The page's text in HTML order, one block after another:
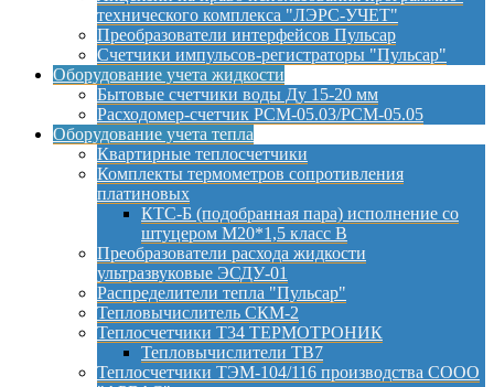
технического комплекса "ЛЭРС-УЧЕТ"
Преобразователи интерфейсов Пульсар
Счетчики импульсов-регистраторы "Пульсар"
Оборудование учета жидкости
Бытовые счетчики воды Ду 15-20 мм
Расходомер-счетчик РСМ-05.03/РСМ-05.05
Оборудование учета тепла
Квартирные теплосчетчики
Комплекты термометров сопротивления
платиновых
КТС-Б (подобранная пара) исполнение со
штуцером М20*1,5 класс B
Преобразователи расхода жидкости
ультразвуковые ЭСДУ-01
Распределители тепла "Пульсар"
Тепловычислитель СКМ-2
Теплосчетчики Т34 ТЕРМОТРОНИК
Тепловычислители ТВ7
Теплосчетчики ТЭМ-104/116 производства СООО